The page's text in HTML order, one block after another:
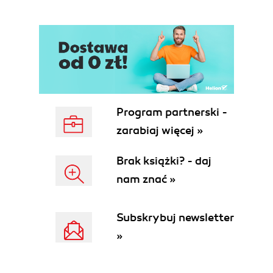
Making Requests with Cookies
Cookies and APIs
5. JSON
When to Choose JSON
Handling JSON with PHP
The JSONSerializable Interface
Consuming JSON APIs
6. XML
Creating XML
Consuming XML APIs
7. RPC and SOAP Services
RPC
Program partnerski -
zarabiaj więcej »
Brak książki? - daj
nam znać »
Subskrybuj newsletter
»